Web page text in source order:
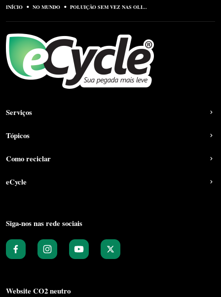
INÍCIO NO MUNDO POLUIÇÃO SEM VEZ NAS OLI...
Serviços
Tópicos
Como reciclar
eCycle
Siga-nos nas rede sociais
Website CO2 neutro